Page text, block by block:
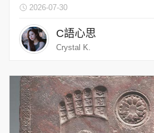
2026-07-30
C語心思
Crystal K.